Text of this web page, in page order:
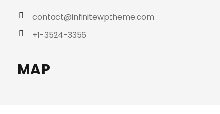
contact@infinitewptheme.com
+1-3524-3356
MAP